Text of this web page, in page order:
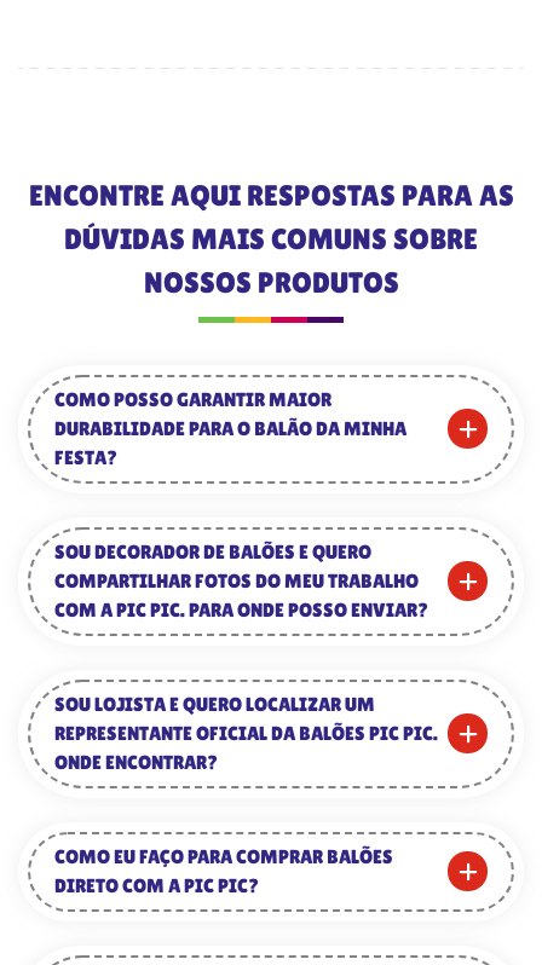
ENCONTRE AQUI RESPOSTAS PARA AS
DÚVIDAS MAIS COMUNS SOBRE
NOSSOS PRODUTOS
COMO POSSO GARANTIR MAIOR
DURABILIDADE PARA O BALÃO DA MINHA
FESTA?
SOU DECORADOR DE BALÕES E QUERO
COMPARTILHAR FOTOS DO MEU TRABALHO
COM A PIC PIC. PARA ONDE POSSO ENVIAR?
SOU LOJISTA E QUERO LOCALIZAR UM
REPRESENTANTE OFICIAL DA BALÕES PIC PIC.
ONDE ENCONTRAR?
COMO EU FAÇO PARA COMPRAR BALÕES
DIRETO COM A PIC PIC?